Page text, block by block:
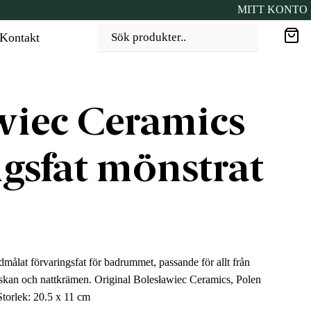
MITT KONTO
Kontakt Sök produkter..
Ceramics
mönstrat
förvaringsfat för badrummet, passande för allt från
och nattkrämen. Original Bolesławiec Ceramics, Polen
20.5 x 11 cm